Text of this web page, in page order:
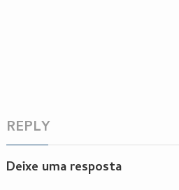
REPLY
Deixe uma resposta